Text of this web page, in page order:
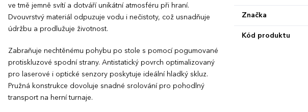
ve tmě jemně svítí a dotváří unikátní atmosféru při hraní.
Dvouvrstvý materiál odpuzuje vodu i nečistoty, což usnadňuje
údržbu a prodlužuje životnost.
Zabraňuje nechtěnému pohybu po stole s pomocí pogumované
protiskluzové spodní strany. Antistatický povrch optimalizovaný
pro laserové i optické senzory poskytuje ideální hladký skluz.
Pružná konstrukce dovoluje snadné srolování pro pohodlný
transport na herní turnaje.
Značka
Kód produktu